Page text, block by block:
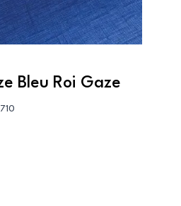
Bleu Roi Gaze